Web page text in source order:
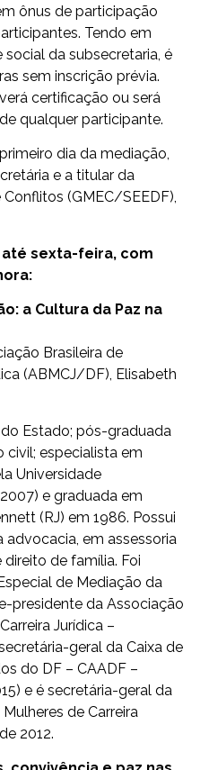
ônus de participação
Tendo em
da subsecretaria, é
sem inscrição prévia.
certificação ou será
qualquer participante.
dia da mediação,
e a titular da
(GMEC/SEEDF),
sexta-feira, com
a Cultura da Paz na
Brasileira de
(ABMCJ/DF), Elisabeth
Estado; pós-graduada
civil; especialista em
Universidade
e graduada em
(RJ) em 1986. Possui
advocacia, em assessoria
de família. Foi
de Mediação da
presidente da Associação
Jurídica –
geral da Caixa de
do DF – CAADF –
e é secretária-geral da
de Carreira
2012.